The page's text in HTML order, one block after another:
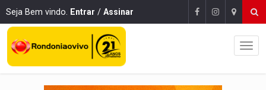
Seja Bem vindo. Entrar / Assinar